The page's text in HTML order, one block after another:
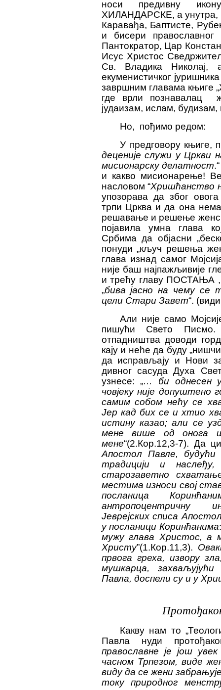
носи предивну
ХИЛАНДАРСКЕ, а унутра,
Каравађа, Баптисте,
и бисери православног
Пантократор, Цар
Исус Христос
Св. Владика Николај,
екуменистичког
завршним главама књиге
где врли познавалац
јудаизам, ислам,
Но, пођимо редом:
У предговору књиге,
деценије служи у Цркви
мисионарску делатност.“
и какво мисионарење!
насловом “Хришћанство
упозорава да због
трпи Црква и да она
решавање и решење
појавила умна глава
Србима да објасни
понуди „кључ решења
глава изнад самог
није баш најпажљивије
и трећу главу ПОСТАЊА ,
„бива јасно на чему се
цели Стари Завет“.
Али није само
пишући Свето Писмо.
отпадништва доводи
кају и неће да буду
да исправљају и Нови
дивногсасуда Духа
узнесе: „… би однесен
човјеку није допуштено
самим собом нећу се
Јер кад бих се и хтио
истину казао; али се
мене више од онога
мене“(2.Кор.12,3-7). Да
Апостол Павле, будући
традицији и
старозаветно
местима износи свој
посланица
антропоцентричну
Јеврејских списа
у посланици Коринћанима:
мужу глава Христос, а
Христу”(1.Кор.11,3).
првога греха, извору
мушкарца,
Павла, доспели су и у
Какву нам то
Павла нуди
православне је још увек
часном Трпезом, виде
виду да се жени
току природног